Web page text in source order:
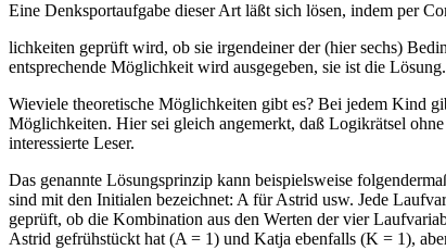
Eine Denksportaufgabe dieser Art läßt sich lösen, indem per
lichkeiten geprüft wird, ob sie irgendeiner der (hier sechs)
entsprechende Möglichkeit wird ausgegeben, sie ist die Lösung.
Wieviele theoretische Möglichkeiten gibt es? Bei jedem Kind
Möglichkeiten. Hier sei gleich angemerkt, daß Logikrätsel
interessierte Leser.
Das genannte Lösungsprinzip kann beispielsweise
sind mit den Initialen bezeichnet: A für Astrid usw. Jede
geprüft, ob die Kombination aus den Werten der vier
Astrid gefrühstückt hat (A = 1) und Katja ebenfalls (K = 1),